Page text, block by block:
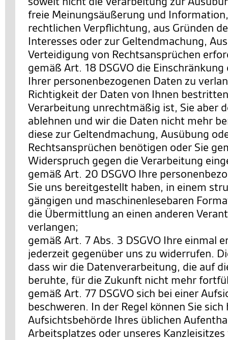
freie Meinungsäußerung und
rechtlichen Verpflichtung, aus Gründen
Interesses oder zur Geltendmachung,
Verteidigung von Rechtsansprüchen
gemäß Art. 18 DSGVO die
Ihrer personenbezogenen Daten zu
Richtigkeit der Daten von Ihnen
Verarbeitung unrechtmäßig ist, Sie aber
ablehnen und wir die Daten nicht mehr
diese zur Geltendmachung, Ausübung
Rechtsansprüchen benötigen oder Sie
Widerspruch gegen die Verarbeitung
gemäß Art. 20 DSGVO Ihre
Sie uns bereitgestellt haben, in einem
gängigen und maschinenlesebaren
die Übermittlung an einen anderen
verlangen;
gemäß Art. 7 Abs. 3 DSGVO Ihre einmal
jederzeit gegenüber uns zu widerrufen.
dass wir die Datenverarbeitung, die auf
beruhte, für die Zukunft nicht mehr
gemäß Art. 77 DSGVO sich bei einer
beschweren. In der Regel können Sie
Aufsichtsbehörde Ihres üblichen
Arbeitsplatzes oder unseres